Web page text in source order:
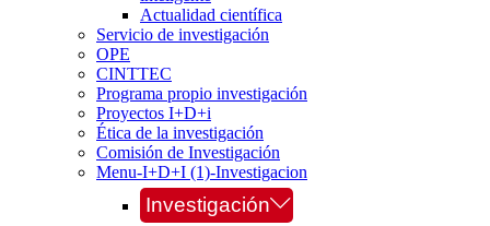
Actualidad científica
Servicio de investigación
OPE
CINTTEC
Programa propio investigación
Proyectos I+D+i
Ética de la investigación
Comisión de Investigación
Menu-I+D+I (1)-Investigacion
Investigación